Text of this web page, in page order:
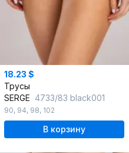
18.23 $
Трусы
SERGE 4733/83 black001
90, 94, 98, 102
В корзину